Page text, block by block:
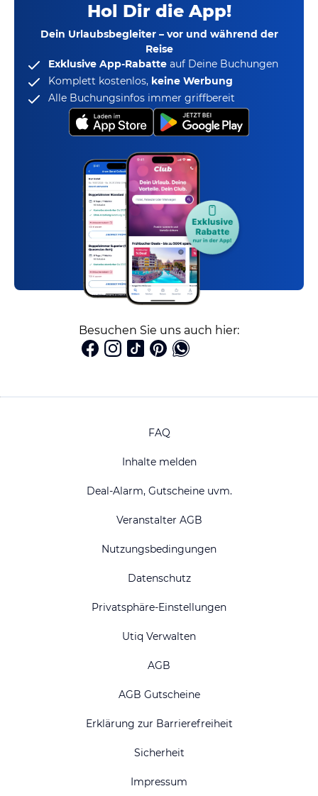
Hol Dir die App!
Dein Urlaubsbegleiter – vor und während der
Reise
Exklusive App-Rabatte auf Deine Buchungen
Komplett kostenlos, keine Werbung
Alle Buchungsinfos immer griffbereit
Besuchen Sie uns auch hier:
FAQ
Inhalte melden
Deal-Alarm, Gutscheine uvm.
Veranstalter AGB
Nutzungsbedingungen
Datenschutz
Privatsphäre-Einstellungen
Utiq Verwalten
AGB
AGB Gutscheine
Erklärung zur Barrierefreiheit
Sicherheit
Impressum